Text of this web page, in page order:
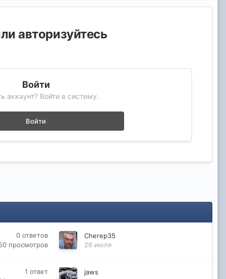
авторизуйтесь
Войти
аккаунт? Войти в систему.
Войти
0 ответов
просмотров
Cherep35
26 июля
1 ответ
jaws